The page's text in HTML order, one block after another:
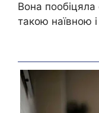
Вона пообіцяла
такою наївною